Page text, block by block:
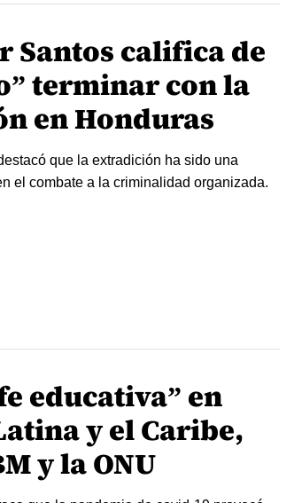
Santos califica de
terminar con la
en Honduras
que la extradición ha sido una
el combate a la criminalidad organizada.
educativa” en
y el Caribe,
y la ONU